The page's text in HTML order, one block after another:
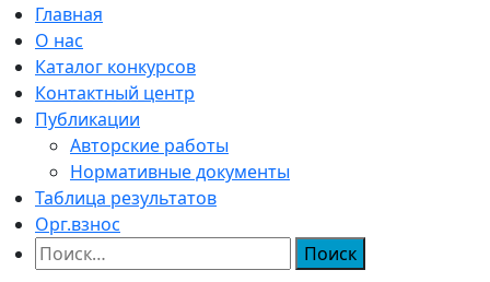
Главная
О нас
Каталог конкурсов
Контактный центр
Публикации
Авторские работы
Нормативные документы
Таблица результатов
Орг.взнос
Найти: